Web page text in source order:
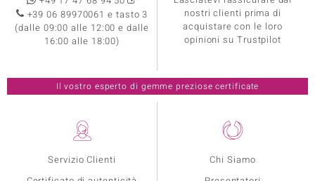
Servizio Clienti
Chi Siamo
+39 06 89970061 e tasto 3
(dalle 09:00 alle 12:00 e dalle
16:00 alle 18:00)
nostri clienti prima di
acquistare con le loro
opinioni su Trustpilot
Il vostro esperto di gemme preziose certificate